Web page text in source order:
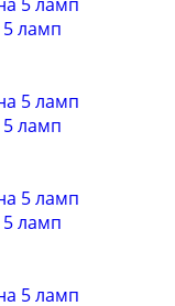
5 ламп
5 ламп
5 ламп